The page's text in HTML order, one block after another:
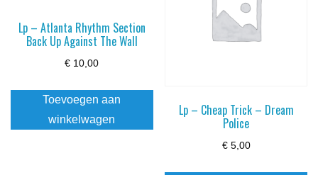
Lp – Atlanta Rhythm Section
Back Up Against The Wall
€ 10,00
Toevoegen aan
winkelwagen
Lp – Cheap Trick – Dream
Police
€5,00